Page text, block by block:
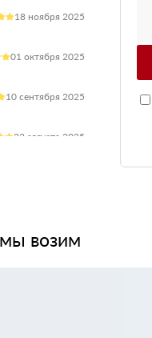
18 ноября 2025
01 октября 2025
10 сентября 2025
22 августа 2025
возим